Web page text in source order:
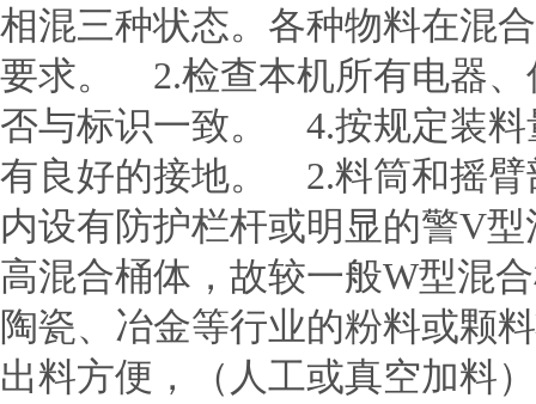
相混三种状态。各种物料在
要求。 2.检查本机所有电器
否与标识一致。 4.按规定装
有良好的接地。 2.料筒和摇臂
内设有防护栏杆或明显的警V
高混合桶体，故较一般W型混
陶瓷、冶金等行业的粉料或颗
出料方便，（人工或真空加料